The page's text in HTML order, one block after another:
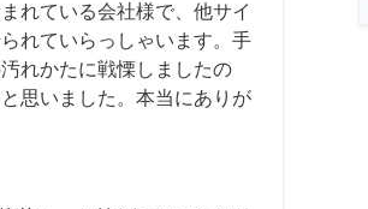
れている会社様で、他サイ
れていらっしゃいます。手
れかたに戦慄しましたの
思いました。本当にありが